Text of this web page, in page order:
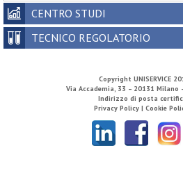
CENTRO STUDI
TECNICO REGOLATORIO
Copyright UNISERVICE
Via Accademia, 33 – 20131 Milano
Indirizzo di posta
Privacy Policy | Cookie